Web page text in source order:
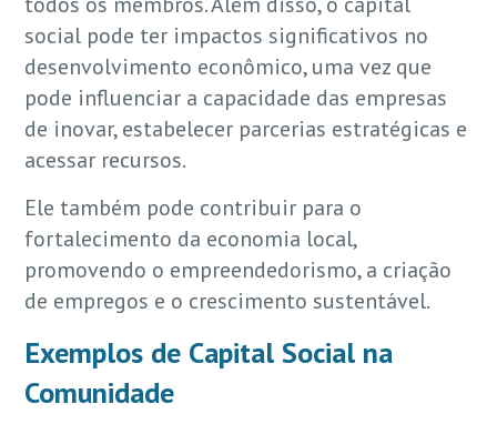
social pode ter impactos significativos no
desenvolvimento econômico, uma vez que
pode influenciar a capacidade das empresas
de inovar, estabelecer parcerias estratégicas e
acessar recursos.
Ele também pode contribuir para o
fortalecimento da economia local,
promovendo o empreendedorismo, a criação
de empregos e o crescimento sustentável.
Exemplos de Capital Social na
Comunidade